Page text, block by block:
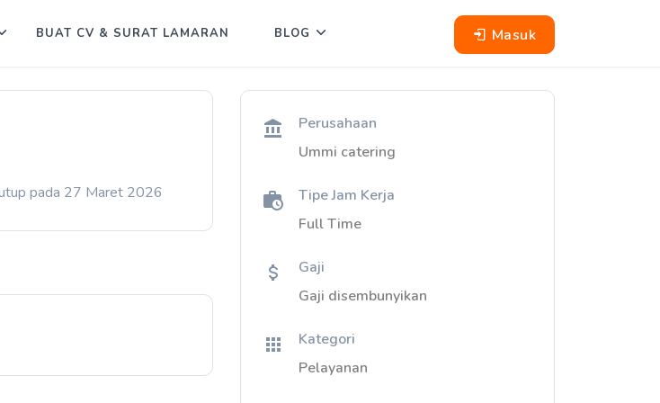
Masuk
BUAT CV & SURAT LAMARAN BLOG
pada 27 Maret 2026
Perusahaan
Ummi catering
Tipe Jam Kerja
Full Time
Gaji
Gaji disembunyikan
Kategori
Pelayanan